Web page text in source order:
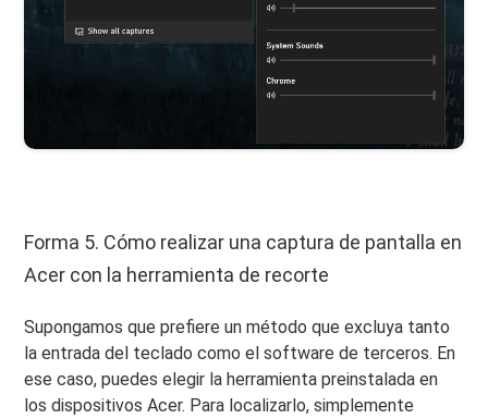
Forma 5. Cómo realizar una captura de pantalla en
Acer con la herramienta de recorte
Supongamos que prefiere un método que excluya tanto
la entrada del teclado como el software de terceros. En
ese caso, puedes elegir la herramienta preinstalada en
los dispositivos Acer. Para localizarlo, simplemente